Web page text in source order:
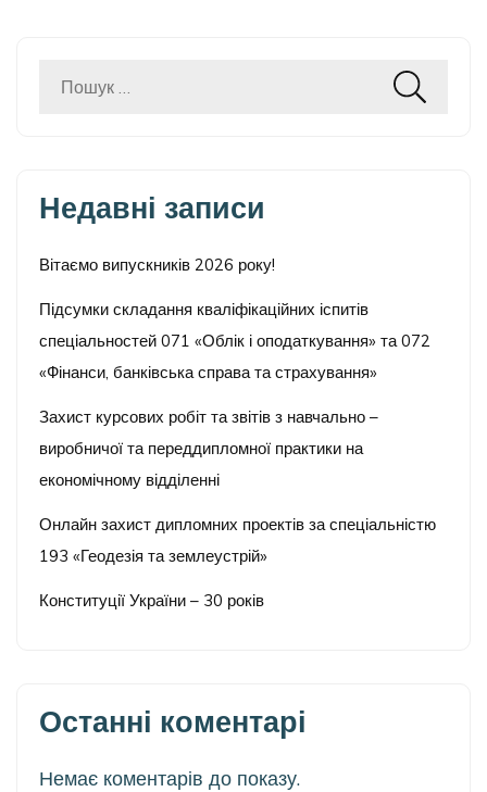
Пошук:
Недавні записи
Вітаємо випускників 2026 року!
Підсумки складання кваліфікаційних іспитів
спеціальностей 071 «Облік і оподаткування» та 072
«Фінанси, банківська справа та страхування»
Захист курсових робіт та звітів з навчально –
виробничої та переддипломної практики на
економічному відділенні
Онлайн захист дипломних проектів за спеціальністю
193 «Геодезія та землеустрій»
Конституції України – 30 років
Останні коментарі
Немає коментарів до показу.